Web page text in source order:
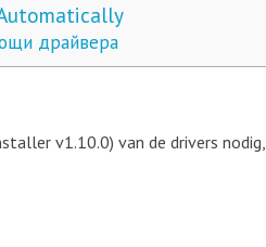
драйвера
v1.10.0) van de drivers nodig,